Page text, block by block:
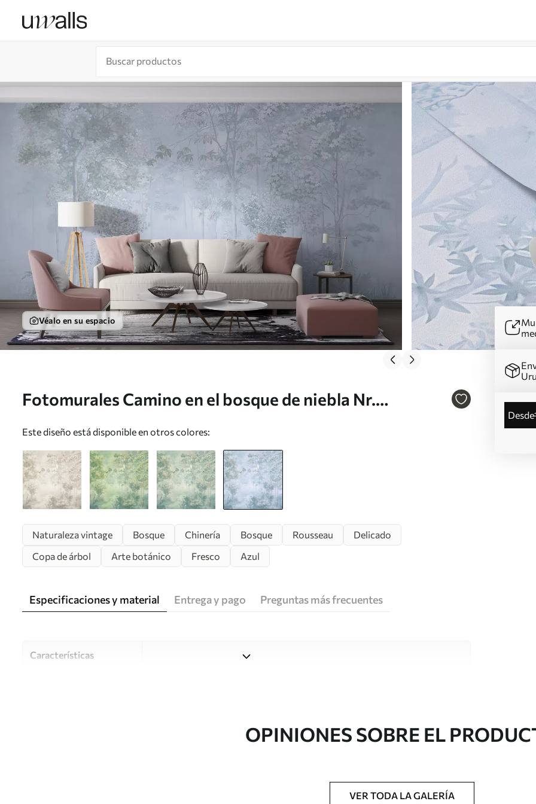
Véalo en su espacio
Fotomurales Camino en el bosque de niebla Nr.
Este diseño está disponible en otros colores:
desde
Naturaleza vintage Bosque Chinería Bosque Rousseau
Delicado
Copa de árbol
Arte botánico Fresco Azul
Especificaciones y material Entrega y pago Preguntas más frecuentes
Características
Estudio de diseño UwallsOPINIONES SOBRE EL
VER TODA LA GALERÍA